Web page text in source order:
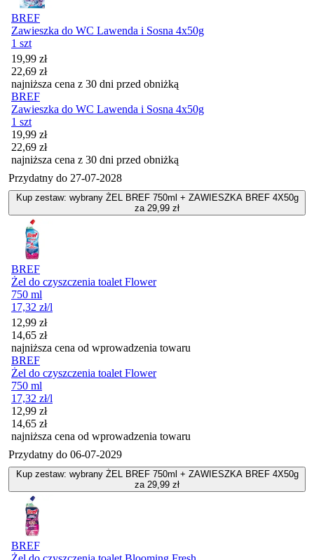
BREF
Zawieszka do WC Lawenda i Sosna 4x50g
1 szt
Cena promocyjna
19,99 zł
22,69 zł
najniższa cena z 30 dni przed obniżką
BREF
Zawieszka do WC Lawenda i Sosna 4x50g
1 szt
Cena promocyjna
19,99 zł
22,69 zł
najniższa cena z 30 dni przed obniżką
Przydatny do 27-07-2028
Kup zestaw: wybrany ŻEL BREF 750ml + ZAWIESZKA BREF 4X50g
za 29,99 zł
BREF
Żel do czyszczenia toalet Flower
750 ml
17,32 zł/l
Cena promocyjna
12,99 zł
14,65 zł
najniższa cena od wprowadzenia towaru
BREF
Żel do czyszczenia toalet Flower
750 ml
17,32 zł/l
Cena promocyjna
12,99 zł
14,65 zł
najniższa cena od wprowadzenia towaru
Przydatny do 06-07-2029
Kup zestaw: wybrany ŻEL BREF 750ml + ZAWIESZKA BREF 4X50g
za 29,99 zł
BREF